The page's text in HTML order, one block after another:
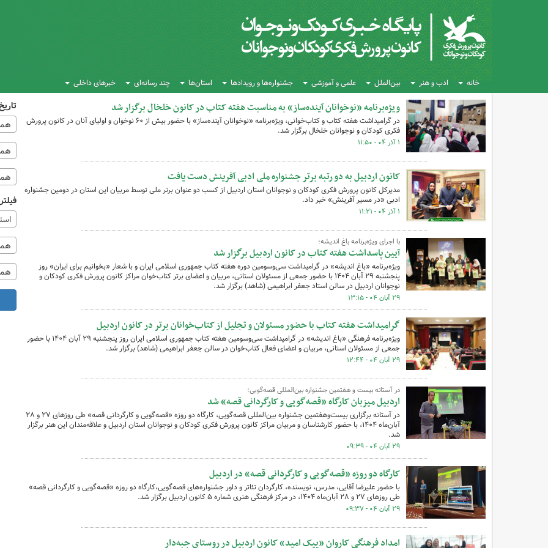
خانه ادب و هنر بین‌الملل علمی و آموزشی جشنواره‌ها و رویدادها استان‌ها چند رسانه‌ای خبرهای داخلی
ویژه‌برنامه «نوخوانان آینده‌ساز» به مناسبت هفته کتاب در کانون خلخال برگزار شد
در گرامیداشت هفته کتاب و کتاب‌خوانی، ویژه‌برنامه «نوخوانان آینده‌ساز» با حضور بیش از ۶۰ نوخوان و اولیای آنان در کانون پرورش
فکری کودکان و نوجوانان خلخال برگزار شد.
۱ آذر ۰۴ - ۱۱:۵۰
کانون اردبیل به دو رتبه برتر جشنواره ملی ادبی آفرینش دست یافت
مدیرکل کانون پرورش فکری کودکان و نوجوانان استان اردبیل از کسب دو عنوان برتر ملی توسط مربیان این استان در دومین جشنواره
ادبی «در مسیر آفرینش» خبر داد.
۱ آذر ۰۴ - ۱۱:۲۱
با اجرای ویژه‌برنامه باغ اندیشه؛
آیین پاسداشت هفته کتاب‌ در کانون اردبیل برگزار شد
ویژه‌برنامه «باغ اندیشه» در گرامیداشت سی‌وسومین دوره هفته کتاب جمهوری اسلامی ایران و با شعار «بخوانیم برای ایران» روز
پنجشنبه ۲۹ آبان ۱۴۰۴ با حضور جمعی از مسئولان استانی، مربیان و اعضای برتر کتاب‌خوان مراکز کانون پرورش فکری کودکان و
نوجوانان اردبیل در سالن استاد جعفر ابراهیمی (شاهد) برگزار شد.
۲۹ آبان ۰۴ - ۱۳:۱۵
گرامیداشت هفته کتاب با حضور مسئولان و تجلیل از کتاب‌خوانان برتر در کانون اردبیل
ویژه‌برنامه فرهنگی «باغ اندیشه» در گرامیداشت سی‌وسومین هفته کتاب جمهوری اسلامی ایران روز پنجشنبه ۲۹ آبان ۱۴۰۴ با حضور
جمعی از مسئولان استانی، مربیان و اعضای فعال کتاب‌خوان در سالن جعفر ابراهیمی (شاهد) برگزار شد.
۲۹ آبان ۰۴ - ۱۲:۴۴
در آستانه بیست و هفتمین جشنواره بین‌المللی قصه‌گویی؛
اردبیل میزبان کارگاه «قصه‌گویی و کارگردانی قصه» شد
در آستانه برگزاری بیست‌وهفتمین جشنواره بین‌المللی قصه‌گویی، کارگاه دو روزه «قصه‌گویی و کارگردانی قصه» طی روزهای ۲۷ و ۲۸
آبان‌ماه ۱۴۰۴، با حضور کارشناسان و مربیان مراکز کانون پرورش فکری کودکان و نوجوانان استان اردبیل و علاقه‌مندان این هنر برگزار
شد.
۲۹ آبان ۰۴ - ۰۹:۳۹
کارگاه دو روزه «قصه‌گویی و کارگردانی قصه» در اردبیل
با حضور علیرضا آقایی، مدرس، نویسنده، کارگردان تئاتر و داور جشنواره‌های قصه‌گویی،کارگاه دو روزه «قصه‌گویی و کارگردانی قصه»
طی روزهای ۲۷ و ۲۸ آبان‌ماه ۱۴۰۴، در مرکز فرهنگی هنری شماره ۵ کانون اردبیل برگزار شد.
۲۹ آبان ۰۴ - ۰۹:۳۷
امداد فرهنگی کاروان «پیک امید» کانون اردبیل در روستای جبه‌دار